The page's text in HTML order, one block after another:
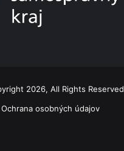
2026, All Rights Reserved
Ochrana osobných údajov